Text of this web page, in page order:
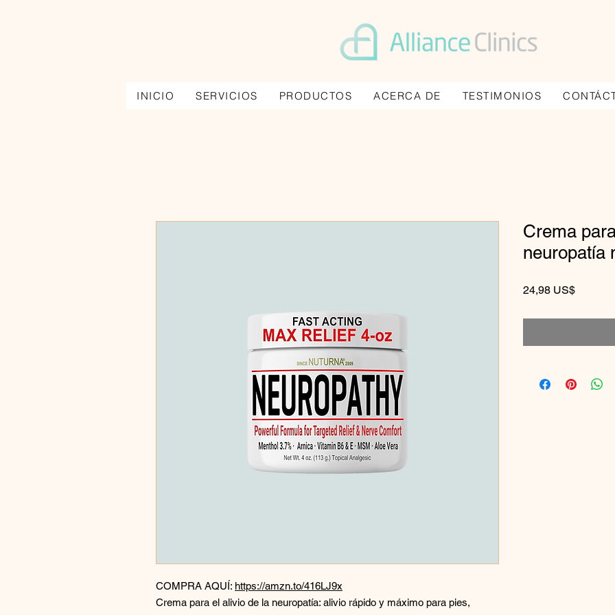
INICIO SERVICIOS PRODUCTOS ACERCA DE TESTIMONIOS
COMPRA AQUÍ: https://amzn.to/416LJ9x
Crema para el alivio de la neuropatía: alivio rápido y máximo para pies,
Crema
neuropatía
24,98 US$Precio